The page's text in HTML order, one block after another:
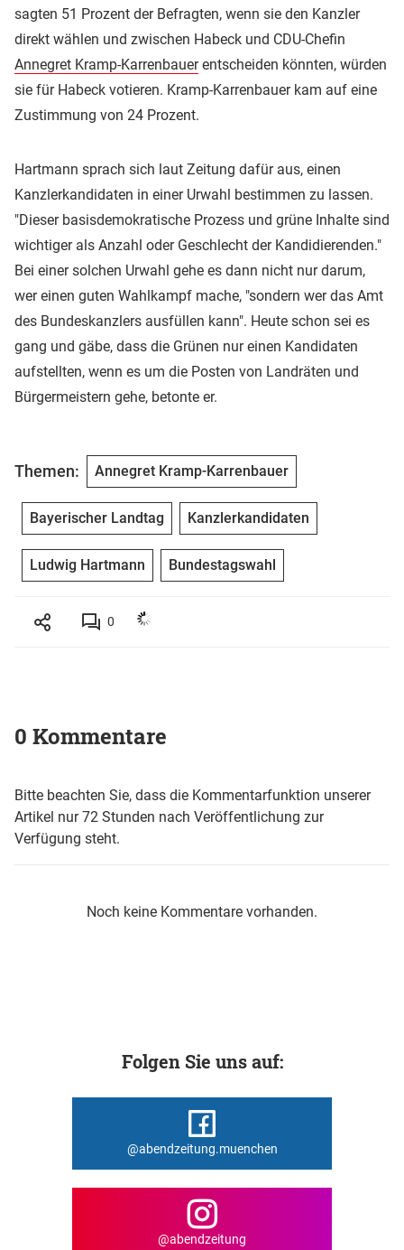
sagten 51 Prozent der Befragten, wenn sie den Kanzler
direkt wählen und zwischen Habeck und CDU-Chefin
Annegret Kramp-Karrenbauerentscheiden könnten, würden
sie für Habeck votieren. Kramp-Karrenbauer kam auf eine
Zustimmung von 24 Prozent.
Hartmann sprach sich laut Zeitung dafür aus, einen
Kanzlerkandidaten in einer Urwahl bestimmen zu lassen.
"Dieser basisdemokratische Prozess und grüne Inhalte sind
wichtiger als Anzahl oder Geschlecht der Kandidierenden."
Bei einer solchen Urwahl gehe es dann nicht nur darum,
wer einen guten Wahlkampf mache, "sondern wer das Amt
des Bundeskanzlers ausfüllen kann". Heute schon sei es
gang und gäbe, dass die Grünen nur einen Kandidaten
aufstellten, wenn es um die Posten von Landräten und
Bürgermeistern gehe, betonte er.
Themen: Annegret Kramp-Karrenbauer
Bayerischer Landtag Kanzlerkandidaten
Ludwig Hartmann Bundestagswahl
0
0 Kommentare
Bitte beachten Sie, dass die Kommentarfunktion unserer
Artikel nur 72 Stunden nach Veröffentlichung zur
Verfügung steht.
Noch keine Kommentare vorhanden.
Folgen Sie uns auf:
@abendzeitung.muenchen
@abendzeitung